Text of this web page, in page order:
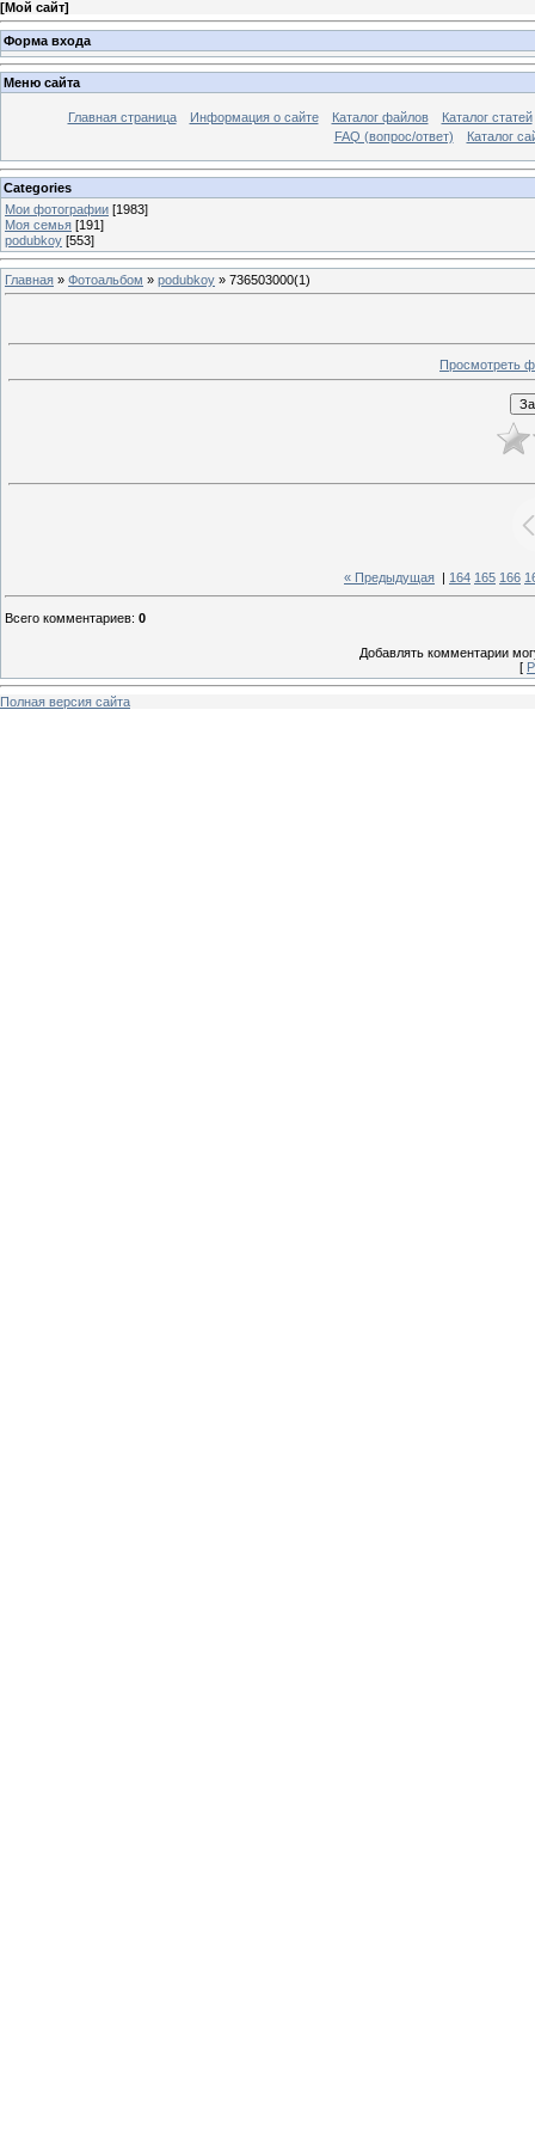
[Мой сайт]
Форма входа
Меню сайта
Главная страница Информация о сайте Каталог файлов
Каталог статей
FAQ (вопрос/ответ)
Каталог
Categories
Мои фотографии [1983]
Моя семья [191]
podubkoy [553]
Главная » Фотоальбом » podubkoy » 736503000(1)
Просмотреть
« Предыдущая 164 165 166
Всего комментариев: 0
Добавлять комментарии
[
Полная версия сайта